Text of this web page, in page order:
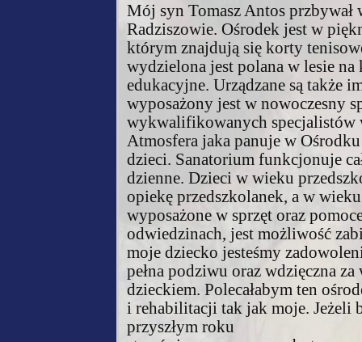
Mój syn Tomasz Antos
Radziszowie. Ośrodek jest w
którym znajdują się korty
wydzielona jest polana w lesie
edukacyjne. Urządzane są także
wyposażony jest w nowoczesny
wykwalifikowanych
Atmosfera jaka panuje w
dzieci. Sanatorium funkcjonuje
dzienne. Dzieci w wieku
opiekę przedszkolanek, a w
wyposażone w sprzęt oraz
odwiedzinach, jest możliwość
moje dziecko jesteśmy
pełna podziwu oraz wdzięczna
dzieckiem. Polecałabym ten
i rehabilitacji tak jak moje. Jeżeli
przyszłym roku